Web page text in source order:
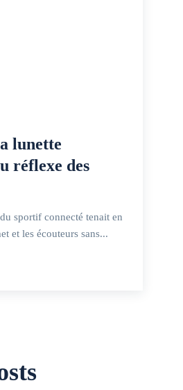
lunette
réflexe des
sportif connecté tenait en
et les écouteurs sans...